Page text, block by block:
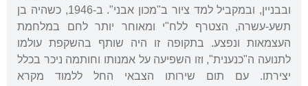
ובבניין, ובמקביל למד ציור ב"מכון אבני". ב-1946, כשהיה בן
תשע-עשרה, הצטרף ללח"י ומאוחר יותר לחם במלחמת
העצמאות ונפצע. בתקופה זו היה שותף בהשקפת עולמו
לתנועה ה"כנענית", וזו השפיעה על אמנותו וחותמה ניכר בכלל
יצירתו. עם תום שירותו הצבאי החל ללמוד מקרא